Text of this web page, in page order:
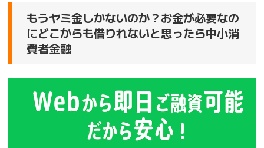
もうヤミ金しかないのか？お金が必要なの
にどこからも借りれないと思ったら中小消
費者金融